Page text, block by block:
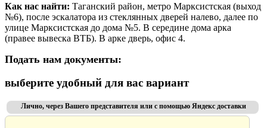
Как нас найти: Таганский район, метро Марксистская (выход
№6), после эскалатора из стеклянных дверей налево, далее по
улице Марксистская до дома №5. В середине дома арка
(правее вывеска ВТБ). В арке дверь, офис 4.
Подать нам документы:
выберите удобный для вас вариант
Лично, через Вашего представителя или с помощью Яндекс доставки